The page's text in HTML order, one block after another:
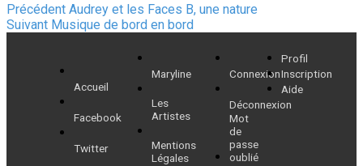
Navigation
de
l’article
Précédent Article
précédent :
Audrey et les Faces B, une nature
Suivant Article
Musique de bord en bord
Accueil
Facebook
Twitter
Maryline
Les
Artistes
Mentions
Légales
Connexion
Déconnexion
Mot
de
passe
oublié
Profil
Inscription
Aide